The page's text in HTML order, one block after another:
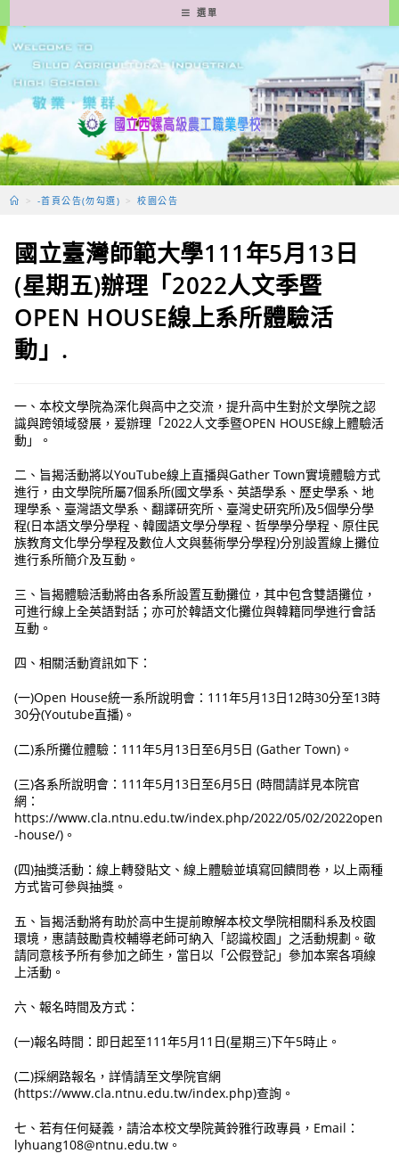
轉
至
要
容
選單
> -首頁公告(勿勾選) > 校園公告
國立臺灣師範大學111年5月13日
(星期五)辦理「2022人文季暨
OPEN HOUSE線上系所體驗活
動」.
一、本校文學院為深化與高中之交流，提升高中生對於文學院之認
識與跨領域發展，爰辦理「2022人文季暨OPEN HOUSE線上體驗活
動」。
二、旨揭活動將以YouTube線上直播與Gather Town實境體驗方式
進行，由文學院所屬7個系所(國文學系、英語學系、歷史學系、地
理學系、臺灣語文學系、翻譯研究所、臺灣史研究所)及5個學分學
程(日本語文學分學程、韓國語文學分學程、哲學學分學程、原住民
族教育文化學分學程及數位人文與藝術學分學程)分別設置線上攤位
進行系所簡介及互動。
三、旨揭體驗活動將由各系所設置互動攤位，其中包含雙語攤位，
可進行線上全英語對話；亦可於韓語文化攤位與韓籍同學進行會話
互動。
四、相關活動資訊如下：
(一)Open House統一系所說明會：111年5月13日12時30分至13時
30分(Youtube直播)。
(二)系所攤位體驗：111年5月13日至6月5日 (Gather Town)。
(三)各系所說明會：111年5月13日至6月5日 (時間請詳見本院官
網：
https://www.cla.ntnu.edu.tw/index.php/2022/05/02/2022open
-house/)。
(四)抽獎活動：線上轉發貼文、線上體驗並填寫回饋問卷，以上兩種
方式皆可參與抽獎。
五、旨揭活動將有助於高中生提前瞭解本校文學院相關科系及校園
環境，惠請鼓勵貴校輔導老師可納入「認識校園」之活動規劃。敬
請同意核予所有參加之師生，當日以「公假登記」參加本案各項線
上活動。
六、報名時間及方式：
(一)報名時間：即日起至111年5月11日(星期三)下午5時止。
(二)採網路報名，詳情請至文學院官網
(https://www.cla.ntnu.edu.tw/index.php)查詢。
七、若有任何疑義，請洽本校文學院黃鈴雅行政專員，Email：
lyhuang108@ntnu.edu.tw。